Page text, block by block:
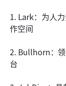
1. Lark：为人
作空间
2. Bullhorn：领
台